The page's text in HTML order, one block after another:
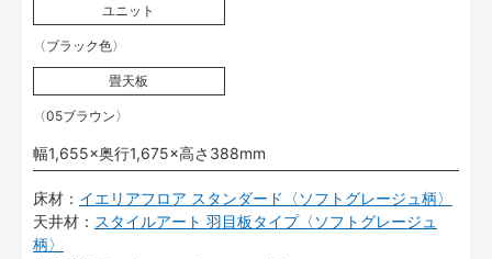
ユニット
〈ブラック色〉
畳天板
〈05ブラウン〉
幅1,655×奥行1,675×高さ388mm
床材： イエリアフロア スタンダード〈ソフトグレージュ柄〉
天井材： スタイルアート 羽目板タイプ〈ソフトグレージュ
柄〉